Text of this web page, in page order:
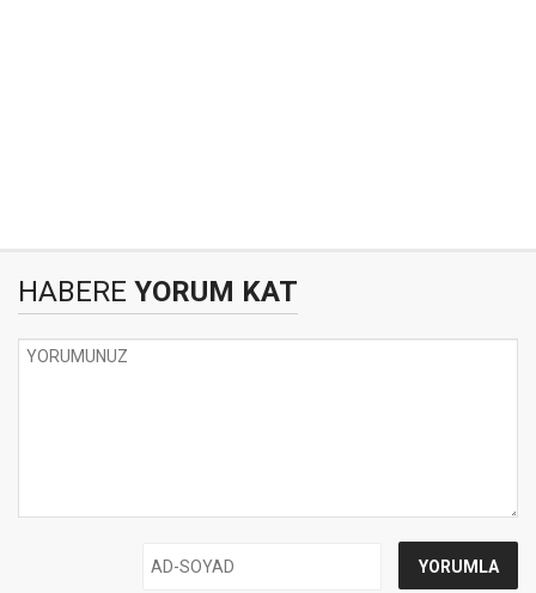
HABERE YORUM KAT